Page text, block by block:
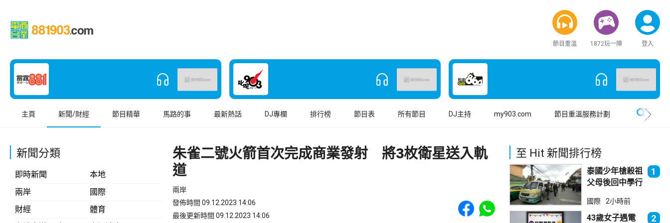
節目重溫 1872玩一陣 登入
主頁 新聞/財經 節目精華 馬路的事 最新熱話 DJ專欄 排行榜 節目表 所有節目 DJ主持 my903.com 節目重溫服務計劃
新聞分類
即時新聞
本地
兩岸
國際
財經
體育
朱雀二號火箭首次完成商業發射 將3枚衛星送入軌
道
兩岸
發佈時間 09.12.2023 14:06
最後更新時間 09.12.2023 14:06
Share to Facebook
Share to WhatsApp
至 Hit 新聞排行榜
泰國少年槍殺祖
父母後回中學行
死23傷
1
國際 2小時前
43歲女子遇電 2